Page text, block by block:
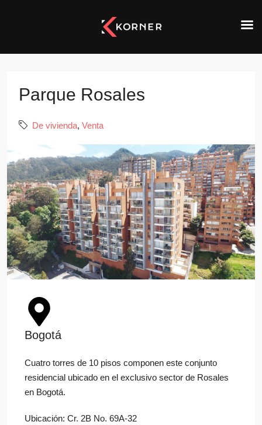
Parque Rosales
De vivienda, Venta
Bogotá
Cuatro torres de 10 pisos componen este conjunto
residencial ubicado en el exclusivo sector de Rosales
en Bogotá.
Ubicación: Cr. 2B No. 69A-32